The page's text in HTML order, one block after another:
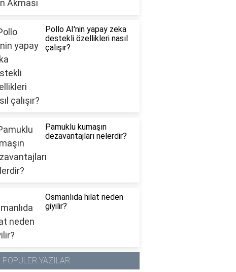
Pollo AI'nin yapay zeka
destekli özellikleri nasıl
çalışır?
Pamuklu kumaşın
dezavantajları nelerdir?
Osmanlıda hilat neden
giyilir?
POPÜLER YAZILAR